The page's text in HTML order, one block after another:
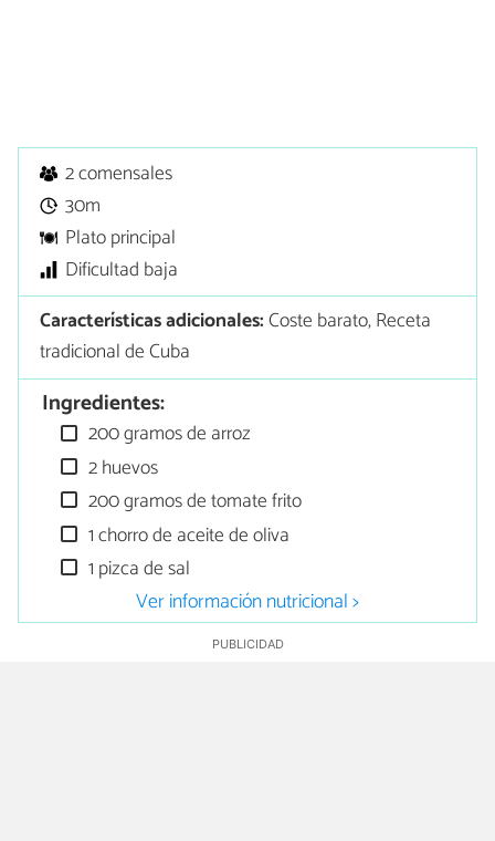
2 comensales
30m
Plato principal
Dificultad baja
Características adicionales:Coste barato, Receta
tradicional de Cuba
Ingredientes:
200 gramos de arroz
2 huevos
200 gramos de tomate frito
1 chorro de aceite de oliva
1 pizca de sal
Ver información nutricional >